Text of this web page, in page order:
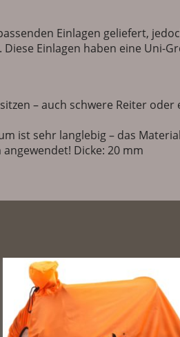
Deutschland
E-Mail:service@barefoot-
Einlagen geliefert,
Einlagen haben eine Uni-
– auch schwere Reiter
ist sehr langlebig – das
Dicke: 20 mm